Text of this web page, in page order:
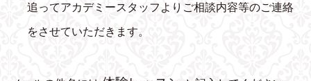
追ってアカデミースタッフよりご相談内容等のご連絡
をさせていただきます。